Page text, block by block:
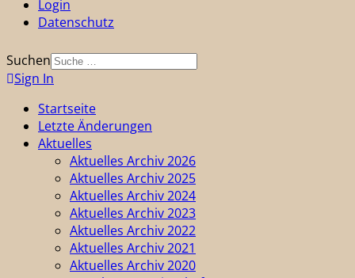
Login
Datenschutz
Suchen
Sign In
Startseite
Letzte Änderungen
Aktuelles
Aktuelles Archiv 2026
Aktuelles Archiv 2025
Aktuelles Archiv 2024
Aktuelles Archiv 2023
Aktuelles Archiv 2022
Aktuelles Archiv 2021
Aktuelles Archiv 2020